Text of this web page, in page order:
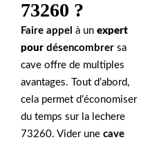
73260 ?
Faire appel à un expert
pour désencombrer sa
cave offre de multiples
avantages. Tout d’abord,
cela permet d’économiser
du temps sur la lechere
73260. Vider une cave